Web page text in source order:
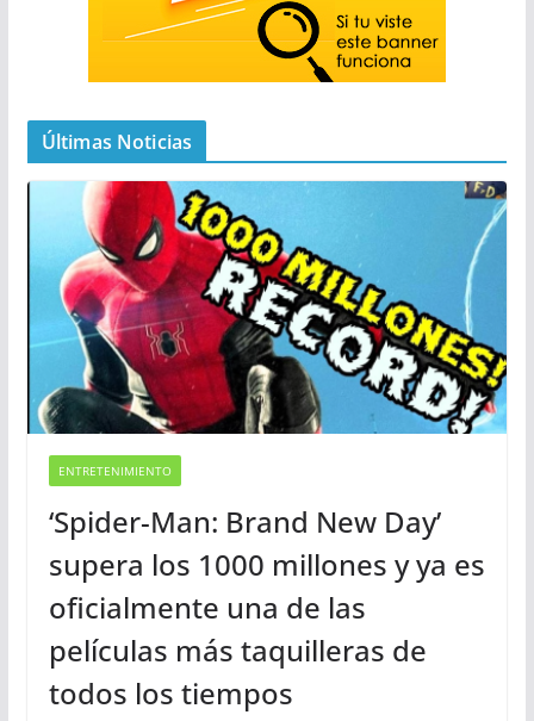
Últimas Noticias
ENTRETENIMIENTO
‘Spider-Man: Brand New Day’
supera los 1000 millones y ya es
oficialmente una de las
películas más taquilleras de
todos los tiempos